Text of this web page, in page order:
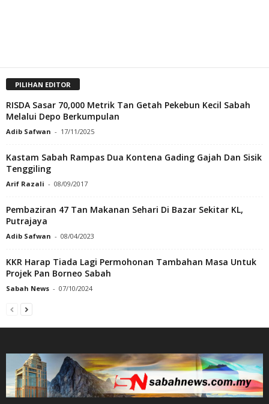
PILIHAN EDITOR
RISDA Sasar 70,000 Metrik Tan Getah Pekebun Kecil Sabah
Melalui Depo Berkumpulan
Adib Safwan - 17/11/2025
Kastam Sabah Rampas Dua Kontena Gading Gajah Dan Sisik
Tenggiling
Arif Razali - 08/09/2017
Pembaziran 47 Tan Makanan Sehari Di Bazar Sekitar KL,
Putrajaya
Adib Safwan - 08/04/2023
KKR Harap Tiada Lagi Permohonan Tambahan Masa Untuk
Projek Pan Borneo Sabah
Sabah News - 07/10/2024